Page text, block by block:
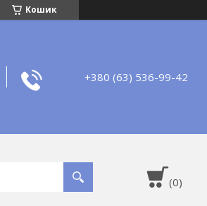
Кошик
+380 (63) 536-99-42